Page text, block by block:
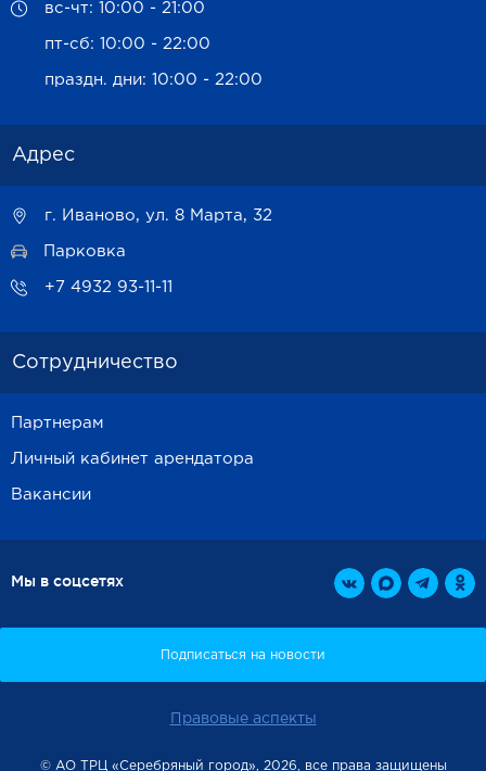
вс-чт: 10:00 - 21:00
пт-сб: 10:00 - 22:00
праздн. дни: 10:00 - 22:00
Адрес
г. Иваново, ул. 8 Марта, 32
Парковка
+7 4932 93-11-11
Сотрудничество
Партнерам
Личный кабинет арендатора
Вакансии
Мы в соцсетях
Правовые аспекты
© АО ТРЦ «Серебряный город», 2026, все права защищены